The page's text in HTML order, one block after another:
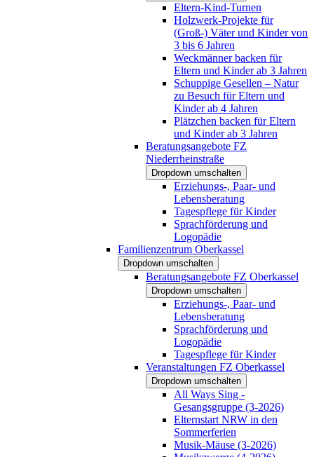
Eltern-Kind-Turnen
Holzwerk-Projekte für
(Groß-) Väter und Kinder von
3 bis 6 Jahren
Weckmänner backen für
Eltern und Kinder ab 3 Jahren
Schuppige Gesellen – Natur
zu Besuch für Eltern und
Kinder ab 4 Jahren
Plätzchen backen für Eltern
und Kinder ab 3 Jahren
Beratungsangebote FZ
Niederrheinstraße
Dropdown umschalten
Erziehungs-, Paar- und
Lebensberatung
Tagespflege für Kinder
Sprachförderung und
Logopädie
Familienzentrum Oberkassel
Dropdown umschalten
Beratungsangebote FZ Oberkassel
Dropdown umschalten
Erziehungs-, Paar- und
Lebensberatung
Sprachförderung und
Logopädie
Tagespflege für Kinder
Veranstaltungen FZ Oberkassel
Dropdown umschalten
All Ways Sing -
Gesangsgruppe (3-2026)
Elternstart NRW in den
Sommerferien
Musik-Mäuse (3-2026)